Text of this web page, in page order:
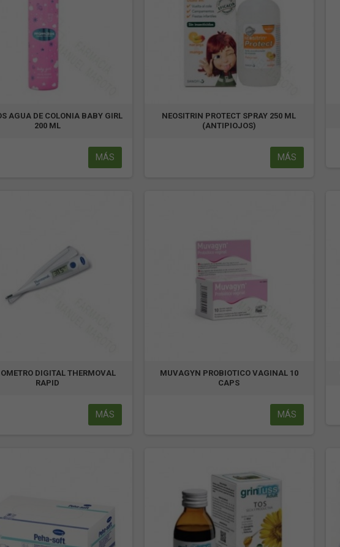
AGUA DE COLONIA BABY GIRL
200 ML
MÁS
NEOSITRIN PROTECT SPRAY 250 ML
(ANTIPIOJOS)
MÁS
DIGITAL THERMOVAL
RAPID
MÁS
MUVAGYN PROBIOTICO VAGINAL 10
CAPS
MÁS